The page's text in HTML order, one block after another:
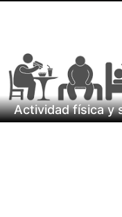
Actividad física y